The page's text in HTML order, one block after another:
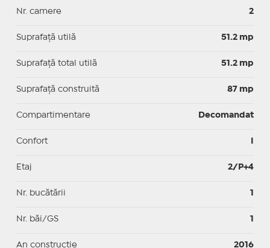
Nr. camere 2
Suprafaţă utilă 51.2 mp
Suprafaţă total utilă 51.2 mp
Suprafaţă construită 87 mp
Compartimentare Decomandat
Confort
Etaj 2/P+4
Nr. bucătării 1
Nr. băi/GS 1
An construcție 2016